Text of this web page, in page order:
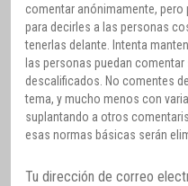
comentar anónimamente,
para decirles a las personas
tenerlas delante. Intenta
las personas puedan
descalificados. No comentes
tema, y mucho menos con
suplantando a otros
esas normas básicas serán
Tu dirección de correo